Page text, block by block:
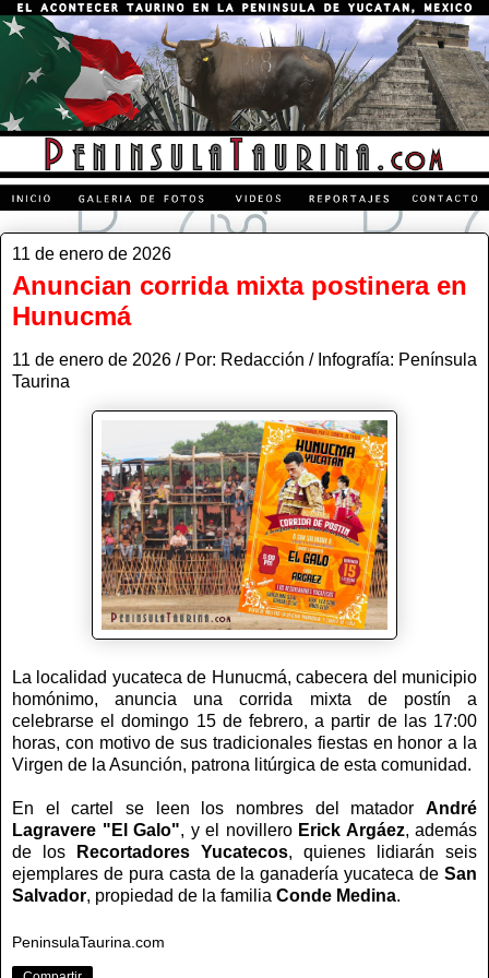
11 de enero de 2026
Anuncian corrida mixta postinera en
Hunucmá
11 de enero de 2026 / Por: Redacción / Infografía: Península
Taurina
La localidad yucateca de Hunucmá, cabecera del municipio
homónimo, anuncia una corrida mixta de postín a
celebrarse el domingo 15 de febrero, a partir de las 17:00
horas, con motivo de sus tradicionales fiestas en honor a la
Virgen de la Asunción, patrona litúrgica de esta comunidad.
En el cartel se leen los nombres del matador André
Lagravere "El Galo", y el novillero Erick Argáez, además
de los Recortadores Yucatecos, quienes lidiarán seis
ejemplares de pura casta de la ganadería yucateca de San
Salvador, propiedad de la familia Conde Medina.
PeninsulaTaurina.com